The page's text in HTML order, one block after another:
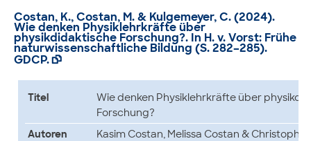
Costan, K., Costan, M. & Kulgemeyer, C. (2024).
Wie denken Physiklehrkräfte über
physikdidaktische Forschung?. In H. v. Vorst: Frühe
naturwissenschaftliche Bildung (S. 282–285).
GDCP. 
Titel
Wie denken Physiklehrkräfte über
Forschung?
Autoren
Kasim Costan, Melissa Costan & Christoph